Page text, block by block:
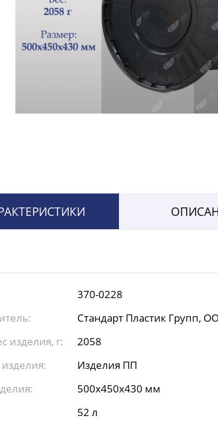
370-0228
Стандарт Пластик Групп,
изделия, г:
2058
Изделия ПП
500х450х430 мм
52 л